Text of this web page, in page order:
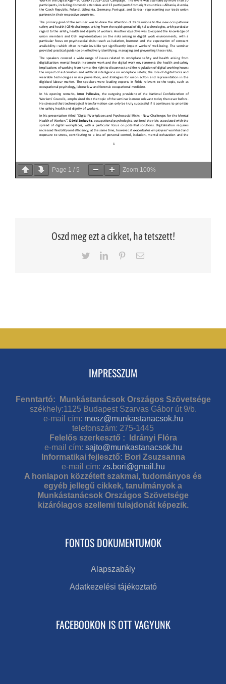
Page 1 / 5 Zoom 100%
Oszd meg ezt a cikket, ha tetszett!
TwitterLinkedInPinterestEmail
IMPRESSZUM
Fenntartó: Munkástanácsok Országos Szövetsége
székhely:1125 Budapest Szarvas Gábor út 9/b.
e-mail cím: mosz@munkastanacsok.hu
telefonszám: 275-1445
Felelős szerkesztő : Idrányi Flóra
e-mail cím: sajto@munkastanacsok.hu
Informatikai fejlesztő: Bori Zsuzsanna
e-mail cím: zs.bori@gmail.hu
A honlapon közzétett szakmai, tudományos és
egyéb jellegű cikkek, tanulmányok a
Munkástanácsok Országos Szövetsége
kizárólagos szellemi tulajdonát képezik.
FONTOS DOKUMENTUMOK
Alapszabály
Adatkezelési tájékoztató
FACEBOOKON IS OTT VAGYUNK